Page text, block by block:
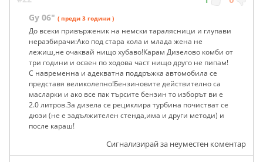
Gy 06" ( преди 3 години )
До всеки привърженик на немски таралясници и глупави
неразбирачи:Ако под стара кола и млада жена не
лежиш,не очаквай нищо хубаво!Карам Дизелово комби от
три години и освен по ходова част нищо друго не пипам!
С навременна и адекватна поддръжка автомобила се
представя великолепно!Бензиновите действително са
масларки и ако все пак търсите бензин то изборът ви е
2.0 литров.За дизела се рециклира турбина почистват се
дюзи (не е задължителен стенда,има и други методи) и
после караш!
Сигнализирай за неуместен коментар